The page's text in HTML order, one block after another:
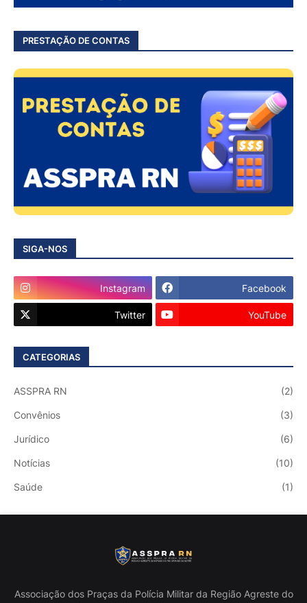
PRESTAÇÃO DE CONTAS
SIGA-NOS
Instagram Facebook
Twitter YouTube
CATEGORIAS
ASSPRA RN (2)
Convênios (3)
Jurídico (6)
Notícias (10)
Saúde (1)
Associação dos Praças da Polícia Militar da Região Agreste do